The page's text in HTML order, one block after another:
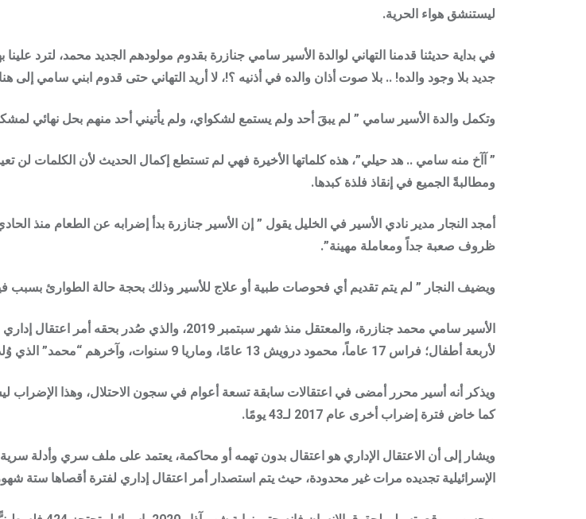
ليستنشق هواء الحرية.
في بداية حديثنا قدمنا التهاني لوالدة الأسير سامي جنازرة بقدوم مولودهم الجديد محمد، لترد
جديد بلا وجود والده! .. بلا صوت أذان والده في أذنيه ؟!، لا أريد التهاني حتى قدوم ابني سامي إلى
وتكمل والدة الأسير سامي ” لم يبقَ أحد ولم يستمع لشكواي، ولم يأتيني أحد منهم بحل نهائي
” آآخ منه سامي .. هد حيلي”، هذه كلماتها الأخيرة فهي لم تستطع إكمال الحديث لأن الكلمات لن
ومطالبةً الجميع في إنقاذ فلذة كبدها.
أمجد النجار مدير نادي الأسير في الخليل يقول ” إن الأسير جنازرة بدأ إضرابه عن الطعام منذ
ظروف صعبة جداً ومعاملة مهينة”.
ويضيف النجار ” لم يتم تقديم أي فحوصات طبية أو علاج للأسير وذلك بحجة حالة الطوارئ بسبب
لأربعة أطفال؛ فراس 17 عاماً، محمود درويش 13 عامًا، وماريا 9 سنوات، وآخرهم “محمد” الذي وُلد حديثا وهو في الأسر.
كما خاض فترة إضراب أخرى عام 2017 لـ43 يومًا.
ويشار إلى أن الاعتقال الإداري هو اعتقال بدون تهمه أو محاكمة، يعتمد على ملف سري وأدلة
الإسرائيلية تجديده مرات غير محدودة، حيث يتم استصدار أمر اعتقال إداري لفترة أقصاها ستة